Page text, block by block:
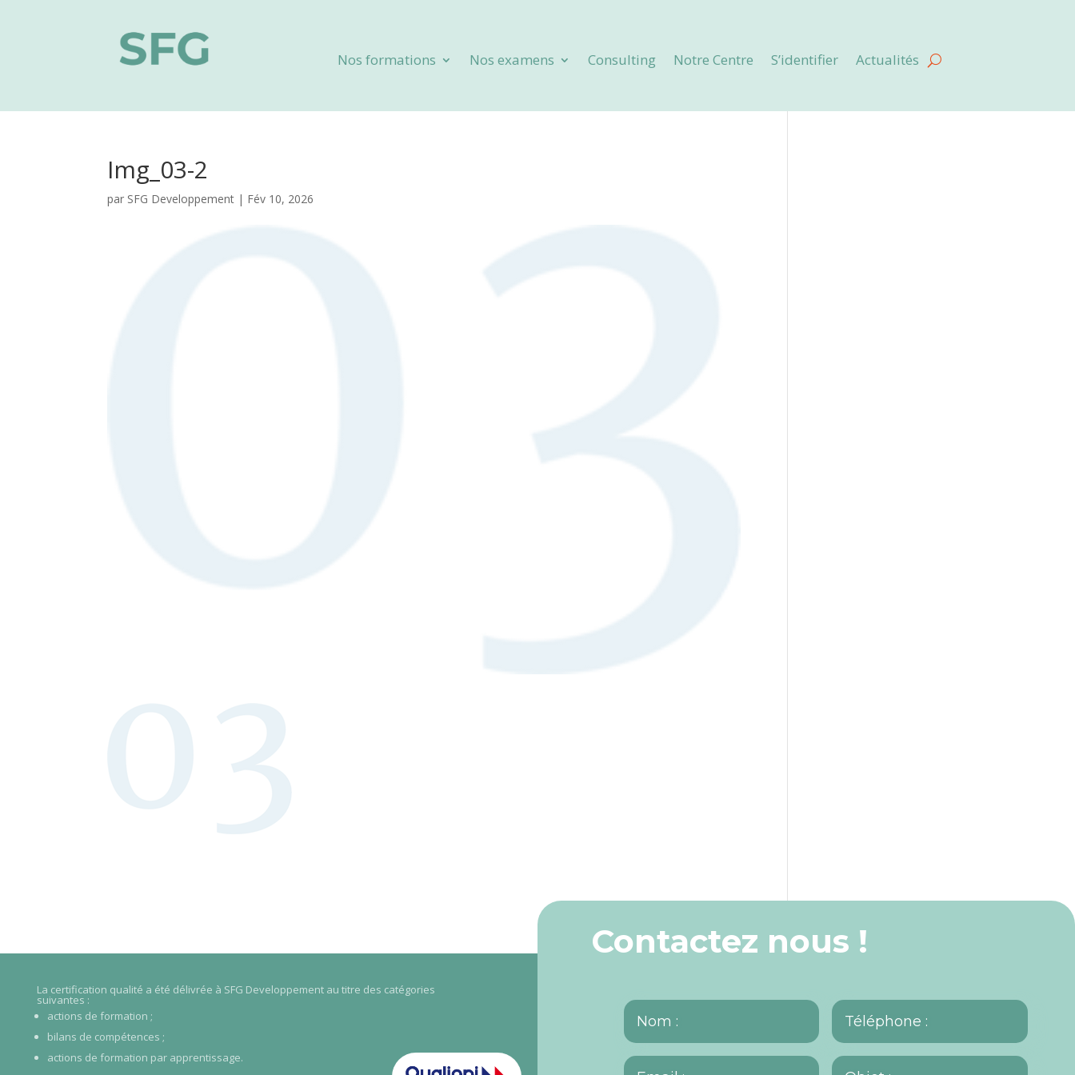
Nos formations Nos examens Consulting Notre Centre S’identifier Actualités
Img_03-2
par SFG Developpement | Fév 10, 2026
La certification qualité a été délivrée à SFG Developpement au titre des catégories
suivantes :
actions de formation ;
bilans de compétences ;
actions de formation par apprentissage.
Contactez nous !